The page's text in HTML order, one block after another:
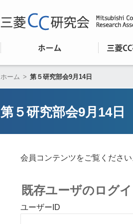
ホーム > 第５研究部会9月14日
第５研究部会9月14日
会員コンテンツをご覧くださ
既存ユーザのログ
ユーザーID